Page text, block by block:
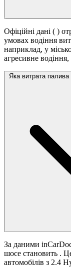
Офіційні дані ( )
умовах водіння
наприклад, у
агресивне
Яка витрата
За даними
шосе становить .
автомобілів з 2.4